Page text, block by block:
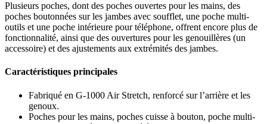
Plusieurs poches, dont des poches ouvertes pour les mains, des
poches boutonnées sur les jambes avec soufflet, une poche multi-
outils et une poche intérieure pour téléphone, offrent encore plus de
fonctionnalité, ainsi que des ouvertures pour les genouillères (un
accessoire) et des ajustements aux extrémités des jambes.
Caractéristiques principales
Fabriqué en G-1000 Air Stretch, renforcé sur l’arrière et les
genoux.
Poches pour les mains, poches cuisse à bouton, poche multi-